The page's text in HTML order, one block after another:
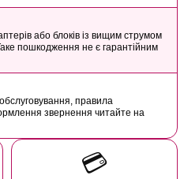
або блоків із вищим струмом
пошкодження не є гарантійним
правила
звернення читайте на
💳